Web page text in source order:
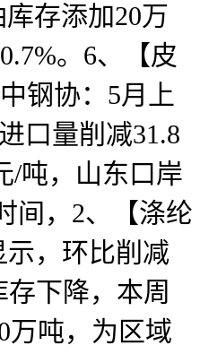
存添加20万
。6、【皮
钢协：5月上
口量削减31.8
/吨，山东口岸
间，2、【涤纶
，环比削减
下降，本周
万吨，为区域